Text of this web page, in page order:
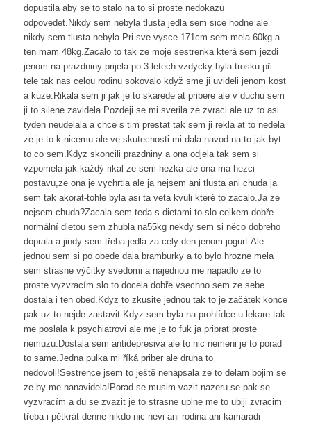
dopustila aby se to stalo na to si proste nedokazu
odpovedet.Nikdy sem nebyla tlusta jedla sem sice hodne ale
nikdy sem tlusta nebyla.Pri sve vysce 171cm sem mela 60kg a
ten mam 48kg.Zacalo to tak ze moje sestrenka která sem jezdi
jenom na prazdniny prijela po 3 letech vzdycky byla trosku při
tele tak nas celou rodinu sokovalo když sme ji uvideli jenom kost
a kuze.Rikala sem ji jak je to skarede at pribere ale v duchu sem
ji to silene zavidela.Pozdeji se mi sverila ze zvraci ale uz to asi
tyden neudelala a chce s tim prestat tak sem ji rekla at to nedela
ze je to k nicemu ale ve skutecnosti mi dala navod na to jak byt
to co sem.Kdyz skoncili prazdniny a ona odjela tak sem si
vzpomela jak každý rikal ze sem hezka ale ona ma hezci
postavu,ze ona je vychrtla ale ja nejsem ani tlusta ani chuda ja
sem tak akorat-tohle byla asi ta veta kvuli které to zacalo.Ja ze
nejsem chuda?Zacala sem teda s dietami to slo celkem dobře
normální dietou sem zhubla na55kg nekdy sem si něco dobreho
doprala a jindy sem třeba jedla za cely den jenom jogurt.Ale
jednou sem si po obede dala bramburky a to bylo hrozne mela
sem strasne výčitky svedomi a najednou me napadlo ze to
proste vyzvracím slo to docela dobře vsechno sem ze sebe
dostala i ten obed.Kdyz to zkusite jednou tak to je začátek konce
pak uz to nejde zastavit.Kdyz sem byla na prohlídce u lekare tak
me poslala k psychiatrovi ale me je to fuk ja pribrat proste
nemuzu.Dostala sem antidepresiva ale to nic nemeni je to porad
to same.Jedna pulka mi říká priber ale druha to
nedovoli!Sestrence jsem to ještě nenapsala ze to delam bojim se
ze by me nanavidela!Porad se musim vazit nazeru se pak se
vyzvracím a du se zvazit je to strasne uplne me to ubiji zvracim
třeba i pětkrát denne nikdo nic nevi ani rodina ani kamaradi